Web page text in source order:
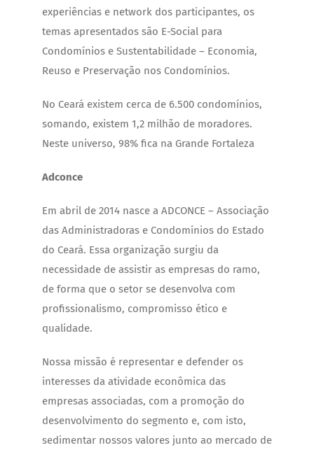
experiências e network dos participantes, os
temas apresentados são E-Social para
Condomínios e Sustentabilidade – Economia,
Reuso e Preservação nos Condomínios.
No Ceará existem cerca de 6.500 condomínios,
somando, existem 1,2 milhão de moradores.
Neste universo, 98% fica na Grande Fortaleza
Adconce
Em abril de 2014 nasce a ADCONCE – Associação
das Administradoras e Condomínios do Estado
do Ceará. Essa organização surgiu da
necessidade de assistir as empresas do ramo,
de forma que o setor se desenvolva com
profissionalismo, compromisso ético e
qualidade.
Nossa missão é representar e defender os
interesses da atividade econômica das
empresas associadas, com a promoção do
desenvolvimento do segmento e, com isto,
sedimentar nossos valores junto ao mercado de